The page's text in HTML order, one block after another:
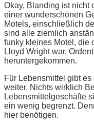
Okay, Blanding ist nicht
einer wunderschönen
Motels, einschließlich
sind alle ziemlich
funky kleines Motel, die
Lloyd Wright war.
heruntergekommen.
Für Lebensmittel gibt
weiter. Nichts wirklich
Lebensmittelgeschäfte
ein wenig begrenzt.
hier benötigen.